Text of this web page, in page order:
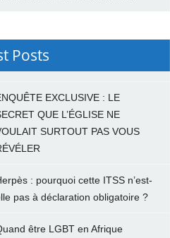
Posts
EXCLUSIVE : LE
QUE L’ÉGLISE NE
SURTOUT PAS VOUS
: pourquoi cette ITSS n’est-
pas à déclaration obligatoire ?
être LGBT en Afrique